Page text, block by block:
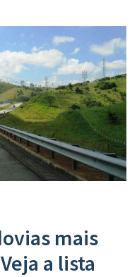
mais
a lista